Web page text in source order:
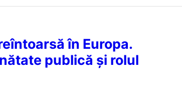
în Europa.
publică și rolul